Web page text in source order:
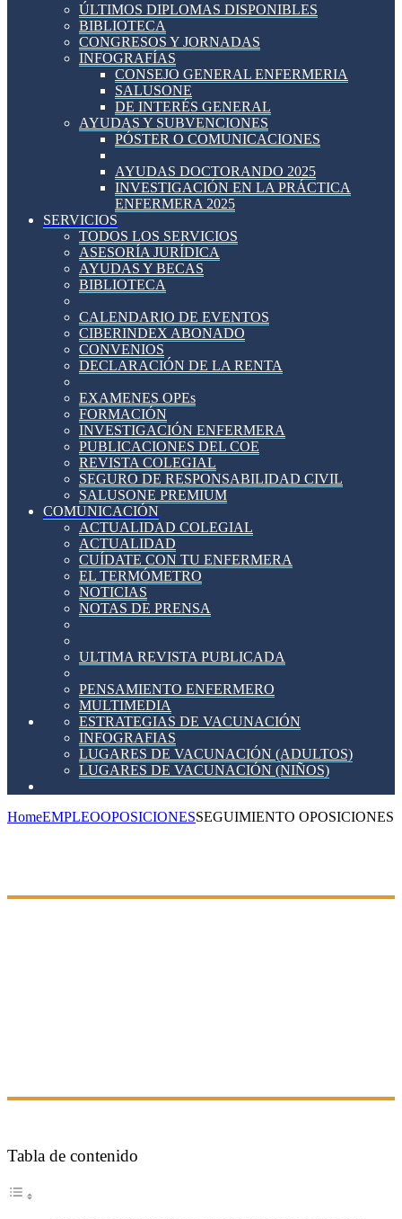
ÚLTIMOS DIPLOMAS DISPONIBLES
BIBLIOTECA
CONGRESOS Y JORNADAS
INFOGRAFÍAS
CONSEJO GENERAL ENFERMERIA
SALUSONE
DE INTERÉS GENERAL
AYUDAS Y SUBVENCIONES
PÓSTER O COMUNICACIONES
AYUDAS DOCTORANDO 2025
INVESTIGACIÓN EN LA PRÁCTICA
ENFERMERA 2025
SERVICIOS
TODOS LOS SERVICIOS
ASESORÍA JURÍDICA
AYUDAS Y BECAS
BIBLIOTECA
CALENDARIO DE EVENTOS
CIBERINDEX ABONADO
CONVENIOS
DECLARACIÓN DE LA RENTA
EXAMENES OPEs
FORMACIÓN
INVESTIGACIÓN ENFERMERA
PUBLICACIONES DEL COE
REVISTA COLEGIAL
SEGURO DE RESPONSABILIDAD CIVIL
SALUSONE PREMIUM
COMUNICACIÓN
ACTUALIDAD COLEGIAL
ACTUALIDAD
CUÍDATE CON TU ENFERMERA
EL TERMÓMETRO
NOTICIAS
NOTAS DE PRENSA
ULTIMA REVISTA PUBLICADA
PENSAMIENTO ENFERMERO
MULTIMEDIA
ESTRATEGIAS DE VACUNACIÓN
INFOGRAFIAS
LUGARES DE VACUNACIÓN (ADULTOS)
LUGARES DE VACUNACIÓN (NIÑOS)
HomeEMPLEOOPOSICIONESSEGUIMIENTO OPOSICIONES
Tabla de contenido